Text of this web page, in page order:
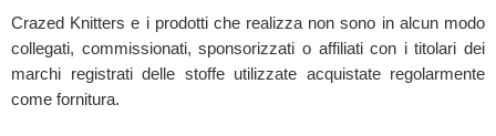
Crazed Knitters e i prodotti che realizza non sono in alcun modo
collegati, commissionati, sponsorizzati o affiliati con i titolari dei
marchi registrati delle stoffe utilizzate acquistate regolarmente
come fornitura.